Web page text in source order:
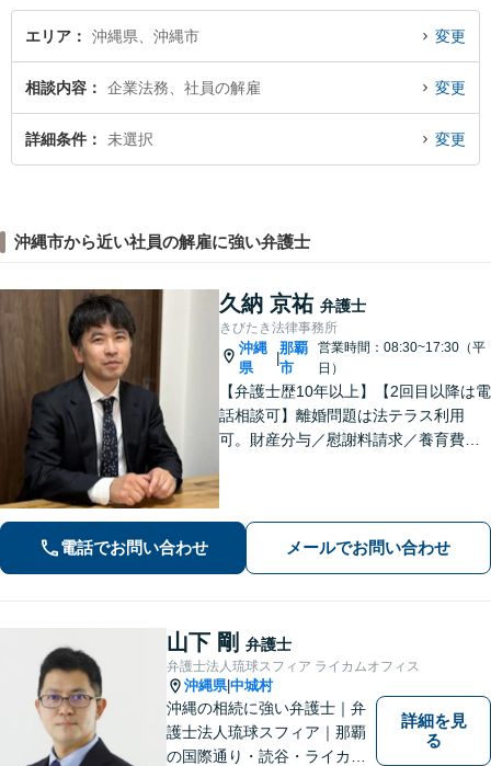
エリア 沖縄県、沖縄市 変更
相談内容 企業法務、社員の解雇 変更
詳細条件 未選択 変更
沖縄市から近い社員の解雇に強い弁護士
久納 京祐 弁護士
きびたき法律事務所
沖縄
県
|
那覇
市
営業時間：08:30~17:30（平
日）
【弁護士歴10年以上】【2回目以降は電
話相談可】離婚問題は法テラス利用
可。財産分与／慰謝料請求／養育費な
多数【バス停「天久」2分】
電話でお問い合わせ メールでお問い合わせ
山下 剛 弁護士
弁護士法人琉球スフィア ライカムオフィス
沖縄県|中城村
沖縄の相続に強い弁護士｜弁
護士法人琉球スフィア｜那覇
の国際通り・読谷・ライカム
詳細を見
る